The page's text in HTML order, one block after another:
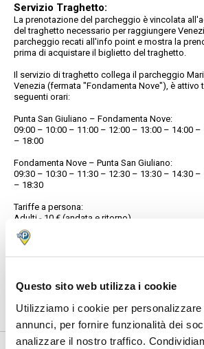
Questo sito web utilizza i cookie
Utilizziamo i cookie per
annunci, per fornire funzionalità dei
analizzare il nostro traffico.
Servizio Traghetto:
La prenotazione del parcheggio è vincolata
del traghetto necessario per raggiungere
parcheggio recati all'info point e mostra la
prima di acquistare il biglietto del traghetto.
Il servizio di traghetto collega il parcheggio
Venezia (fermata "Fondamenta Nove"), è attivo
seguenti orari:
Punta San Giuliano – Fondamenta Nove:
09:00 – 10:00 – 11:00 – 12:00 – 13:00 – 14:00
– 18:00
Fondamenta Nove – Punta San Giuliano:
09:30 – 10:30 – 11:30 – 12:30 – 13:30 – 14:30
– 18:30
Tariffe a persona:
Adulti - 10 € (andata e ritorno)
Studenti tra i 9 e i 19 anni - 8,00 € (andata e
Bambini sotto gli 8 anni gratuito.
prenotazione MyParking.